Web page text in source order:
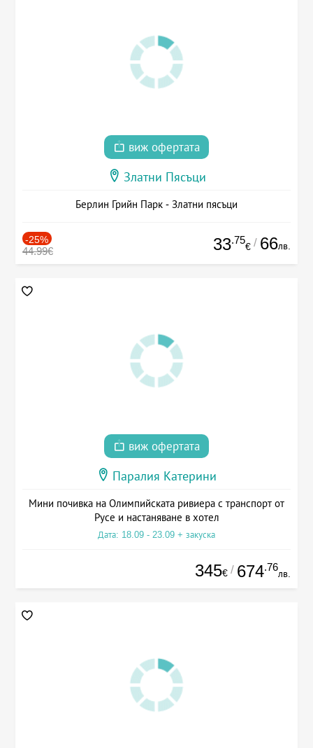
виж офертата
Златни Пясъци
Берлин Грийн Парк - Златни пясъци
-25%
44.99€ 33.75
€ / 66лв.
виж офертата
Паралия Катерини
Мини почивка на Олимпийската ривиера с транспорт от
Русе и настаняване в хотел
Дата: 18.09 - 23.09 + закуска
345€ / 674.76
лв.